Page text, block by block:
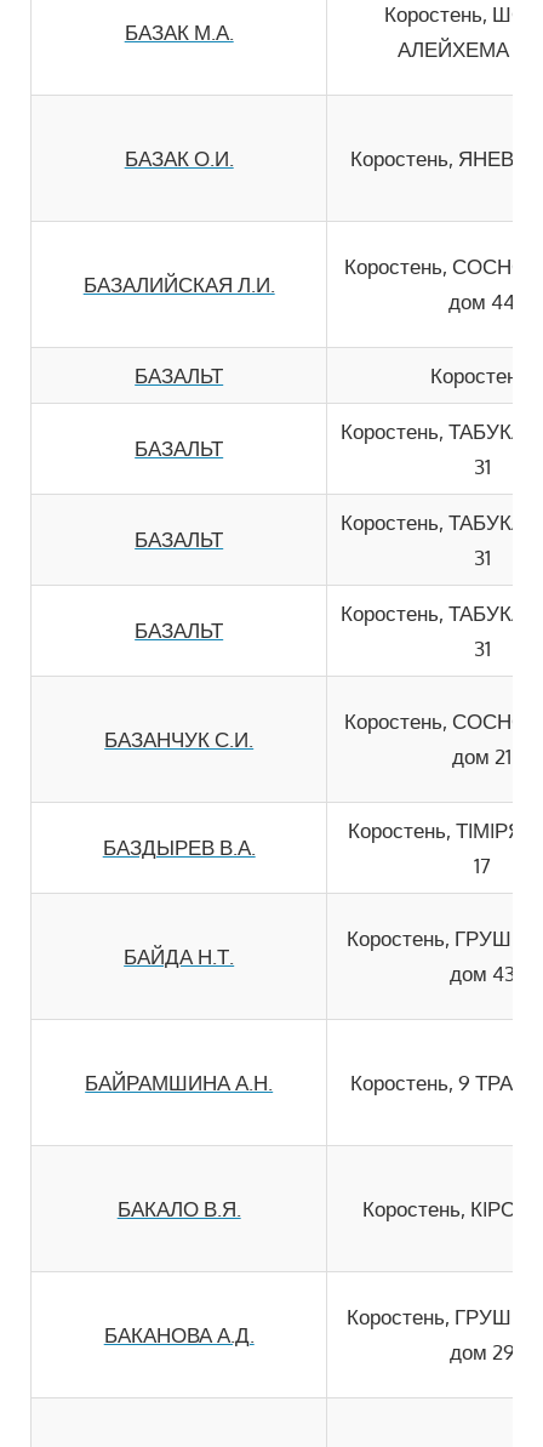
БАЗАК М.А.
Коростень,
АЛЕЙХЕМА
БАЗАК О.И. Коростень,
БАЗАЛИЙСКАЯ Л.И.
Коростень,
дом 44
БАЗАЛЬТ Коростень,
БАЗАЛЬТ
Коростень,
31
БАЗАЛЬТ
Коростень,
31
БАЗАЛЬТ
Коростень,
31
БАЗАНЧУК С.И.
Коростень,
дом 21
БАЗДЫРЕВ В.А.
Коростень,
17
БАЙДА Н.Т.
Коростень,
дом 43
БАЙРАМШИНА А.Н. Коростень, 9
БАКАЛО В.Я. Коростень,
БАКАНОВА А.Д.
Коростень,
дом 29